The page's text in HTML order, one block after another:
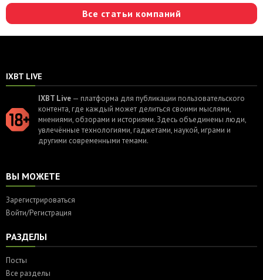
Все статьи компаний
IXBT LIVE
IXBT Live — платформа для публикации пользовательского
контента, где каждый может делиться своими мыслями,
мнениями, обзорами и историями. Здесь объединены люди,
увлечённые технологиями, гаджетами, наукой, играми и
другими современными темами.
ВЫ МОЖЕТЕ
Зарегистрироваться
Войти/Регистрация
РАЗДЕЛЫ
Посты
Все разделы